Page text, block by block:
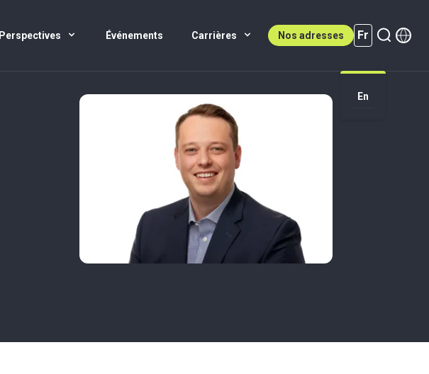
Perspectives Événements Carrières Nos adresses Fr
En